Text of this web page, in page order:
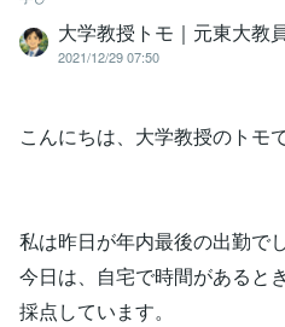
大学教授トモ｜元東大教
2021/12/29 07:50
こんにちは、大学教授のトモで
私は昨日が年内最後の出勤でし
今日は、自宅で時間があると
採点しています。